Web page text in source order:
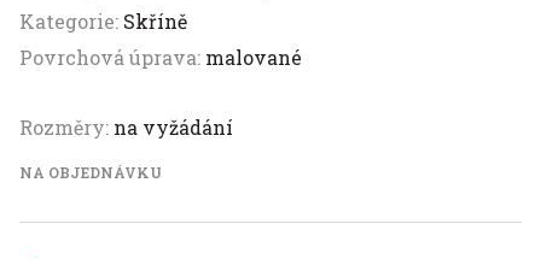
Kategorie: Skříně
Povrchová úprava: malované
Rozměry: na vyžádání
NA OBJEDNÁVKU